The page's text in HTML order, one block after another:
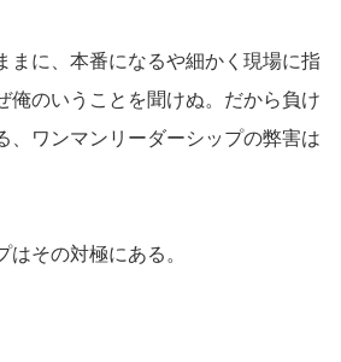
に、本番になるや細かく現場に指
俺のいうことを聞けぬ。だから負け
、ワンマンリーダーシップの弊害は
その対極にある。